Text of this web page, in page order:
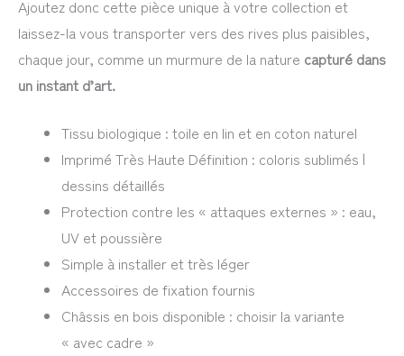
Ajoutez donc cette pièce unique à votre collection et
laissez-la vous transporter vers des rives plus paisibles,
chaque jour, comme un murmure de la nature capturé dans
un instant d’art.
Tissu biologique : toile en lin et en coton naturel
Imprimé Très Haute Définition : coloris sublimés |
dessins détaillés
Protection contre les « attaques externes » : eau,
UV et poussière
Simple à installer et très léger
Accessoires de fixation fournis
Châssis en bois disponible : choisir la variante
« avec cadre »